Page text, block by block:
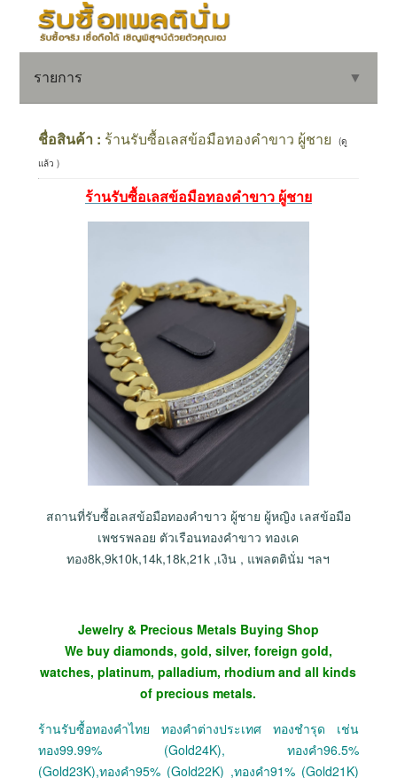
รายการ ▼
ชื่อสินค้า : ร้านรับซื้อเลสข้อมือทองคําขาว ผู้ชาย
(ดู
แล้ว )
ร้านรับซื้อเลสข้อมือทองคําขาว ผู้ชาย
สถานที่รับซื้อเลสข้อมือทองคำขาว ผู้ชาย ผู้หญิง เลสข้อมือ
เพชรพลอย ตัวเรือนทองคำขาว ทองเค
ทอง8k,9k10k,14k,18k,21k ,เงิน , แพลตตินั่ม ฯลฯ
Jewelry & Precious Metals Buying Shop
We buy diamonds, gold, silver, foreign gold,
watches, platinum, palladium, rhodium and all kinds
of precious metals.
ร้านรับซื้อทองคำไทย ทองคำต่างประเทศ ทองชำรุด เช่น
ทอง99.99% (Gold24K), ทองคำ96.5%
(Gold23K),ทองคำ95% (Gold22K) ,ทองคำ91% (Gold21K)